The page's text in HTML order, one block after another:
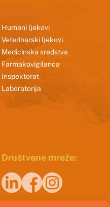
Humani ljekovi
Veterinarski ljekovi
Medicinska sredstva
Farmakovigilanca
Inspektorat
Laboratorija
Društvene mreže: